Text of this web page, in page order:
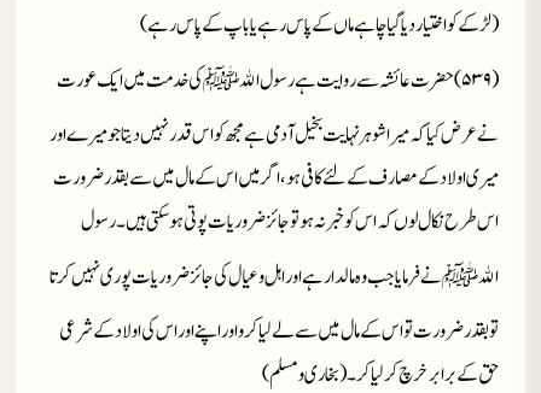
(لڑکے کو اختیار دیا گیا چاہے ماں کے پاس رہے یا باپ کے پاس رہے)
(۵۳۹)حضرت عائشہ سے روایت ہے رسول الله
ﷺکی خدمت میں ایک عورت
نے عرض کیا کہ میرا شوہر نہایت بخیل آدمی ہے مجھ کو اس قدر نہیں دیتا جو میرے اور
میری اولاد کے مصارف کے لئے کافی ہو، اگر میں اس کے مال میں سے بقدر ضرورت
اس طرح نکال لوں کہ اس کو خبر نہ ہو تو جائز ضروریات پوتی ہو سکتی ہیں۔ رسول
اللهﷺنےفرمایا جب وہ مالدار ہے اور اہل و عیال کی جائز ضروریات پوری نہیں کرتا
تو بقدر ضرورت تو اس کے مال میں سے لے لیا کرو اوراپنے اور اس کی اولاد کے شرعی
حق کے برابر خرچ کر لیا کر۔ (بخاری و مسلم)